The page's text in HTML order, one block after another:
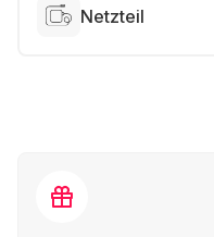
Netzteil